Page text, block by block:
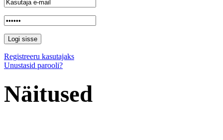
Registreeru kasutajaks
Unustasid parooli?
Näitused